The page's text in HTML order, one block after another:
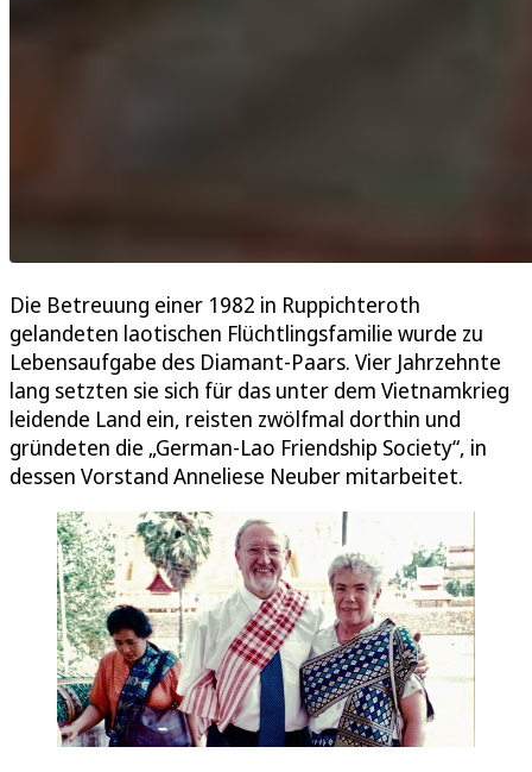
Die Betreuung einer 1982 in Ruppichteroth
gelandeten laotischen Flüchtlingsfamilie wurde zu
Lebensaufgabe des Diamant-Paars. Vier Jahrzehnte
lang setzten sie sich für das unter dem Vietnamkrieg
leidende Land ein, reisten zwölfmal dorthin und
gründeten die „German-Lao Friendship Society“, in
dessen Vorstand Anneliese Neuber mitarbeitet.